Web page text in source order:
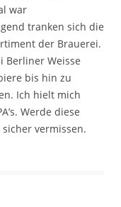
war
tranken sich die
der Brauerei.
Berliner Weisse
bis hin zu
Ich hielt mich
Werde diese
vermissen.